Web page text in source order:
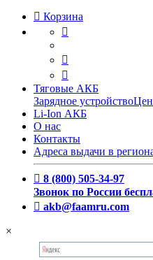
Корзина
Тяговые АКБ
Зарядное устройство
Li-Ion АКБ
О нас
Контакты
Адреса выдачи в
8 (800) 505-34-97
Звонок по России
akb@faamru.com
×